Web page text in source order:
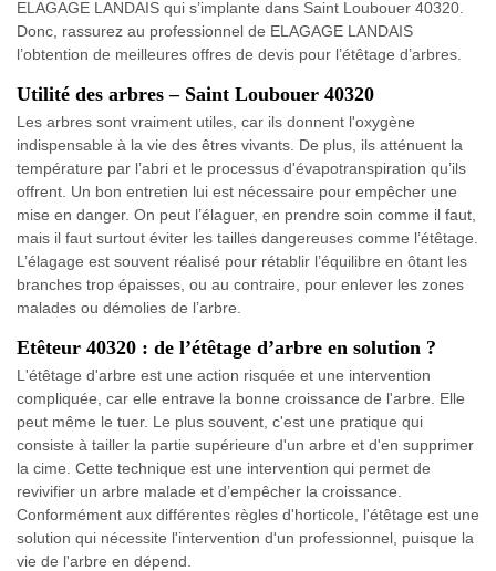
ELAGAGE LANDAIS qui s’implante dans Saint Loubouer 40320.
Donc, rassurez au professionnel de ELAGAGE LANDAIS
l’obtention de meilleures offres de devis pour l’étêtage d’arbres.
Utilité des arbres – Saint Loubouer 40320
Les arbres sont vraiment utiles, car ils donnent l'oxygène
indispensable à la vie des êtres vivants. De plus, ils atténuent la
température par l’abri et le processus d'évapotranspiration qu’ils
offrent. Un bon entretien lui est nécessaire pour empêcher une
mise en danger. On peut l’élaguer, en prendre soin comme il faut,
mais il faut surtout éviter les tailles dangereuses comme l’étêtage.
L’élagage est souvent réalisé pour rétablir l’équilibre en ôtant les
branches trop épaisses, ou au contraire, pour enlever les zones
malades ou démolies de l’arbre.
Etêteur 40320 : de l’étêtage d’arbre en solution ?
L'étêtage d'arbre est une action risquée et une intervention
compliquée, car elle entrave la bonne croissance de l'arbre. Elle
peut même le tuer. Le plus souvent, c'est une pratique qui
consiste à tailler la partie supérieure d'un arbre et d'en supprimer
la cime. Cette technique est une intervention qui permet de
revivifier un arbre malade et d’empêcher la croissance.
Conformément aux différentes règles d'horticole, l'étêtage est une
solution qui nécessite l'intervention d'un professionnel, puisque la
vie de l'arbre en dépend.